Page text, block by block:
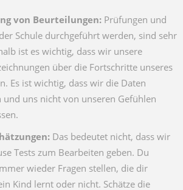
von Beurteilungen: Prüfungen und
Schule durchgeführt werden, sind sehr
ist es wichtig, dass wir unsere
über die Fortschritte unseres
Es ist wichtig, dass wir die Daten
und uns nicht von unseren Gefühlen
Das bedeutet nicht, dass wir
Tests zum Bearbeiten geben. Du
wieder Fragen stellen, die dir
Kind lernt oder nicht. Schätze die